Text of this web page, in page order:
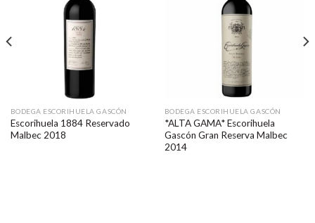
BODEGA ESCORIHUELA GASCÓN
Escorihuela 1884 Reservado
Malbec 2018
BODEGA ESCORIHUELA GASCÓN
*ALTA GAMA* Escorihuela
Gascón Gran Reserva Malbec
2014